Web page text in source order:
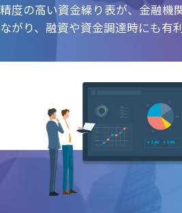
精度の高い資金繰り表が、金融機
ながり、融資や資金調達時にも有